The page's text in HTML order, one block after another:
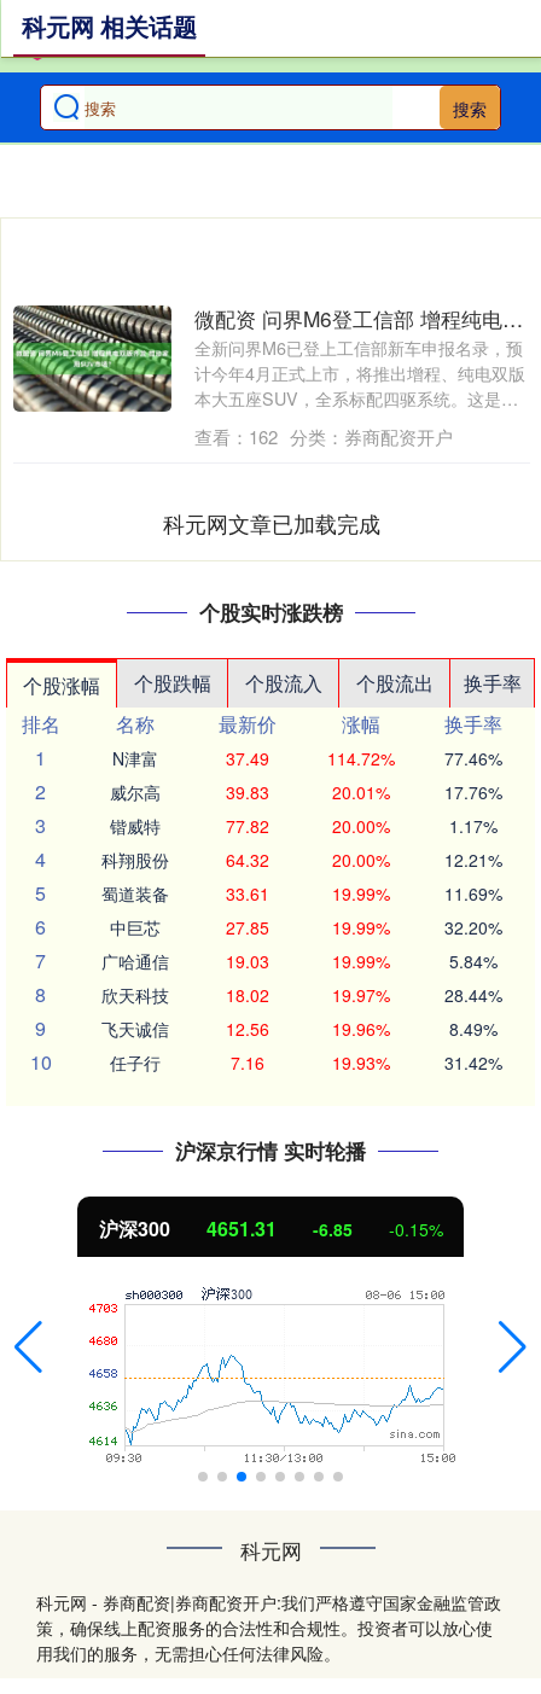
搜索
科元网 相关话题
微配资 问界M6登工信部 增程纯电双版齐发 搅动家用SUV市场?
全新问界M6已登上工信部新车申报名录，预
计今年4月正式上市，将推出增程、纯电双版
本大五座SUV，全系标配四驱系统。这是
否....
查看： 162 分类： 券商配资开户
科元网文章已加载完成
个股实时涨跌榜
个股涨幅 个股跌幅 个股流入 个股流出
换手率
排名
名称 最新价 涨幅
换手率
1
N津富 37.49 114.72% 77.46%
2 威尔高 39.83 20.01% 17.76%
3 锴威特 77.82 20.00% 1.17%
4 科翔股份 64.32 20.00% 12.21%
5 蜀道装备 33.61 19.99% 11.69%
6 中巨芯 27.85 19.99% 32.20%
7 广哈通信 19.03 19.99% 5.84%
8 欣天科技 18.02 19.97% 28.44%
9 飞天诚信 12.56 19.96% 8.49%
10 任子行 7.16 19.93% 31.42%
沪深京行情 实时轮播
沪深300 4651.31 -6.85 -0.15%
科元网
科元网 - 券商配资|券商配资开户:我们严格遵守国家金融监管政
策，确保线上配资服务的合法性和合规性。投资者可以放心使
用我们的服务，无需担心任何法律风险。